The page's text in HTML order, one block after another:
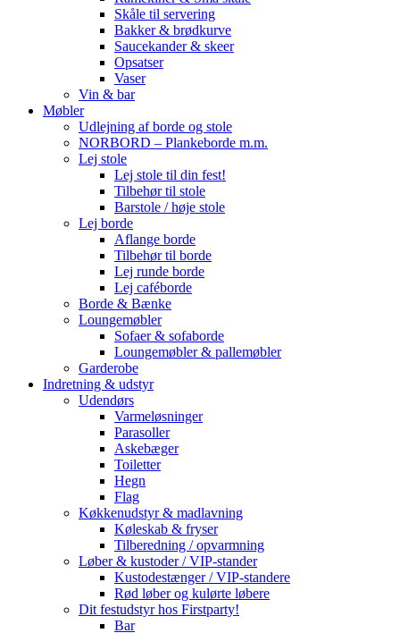
Skåle til servering
Bakker & brødkurve
Saucekander & skeer
Opsatser
Vaser
Vin & bar
Møbler
Udlejning af borde og stole
NORBORD – Plankeborde m.m.
Lej stole
Lej stole til din fest!
Tilbehør til stole
Barstole / høje stole
Lej borde
Aflange borde
Tilbehør til borde
Lej runde borde
Lej caféborde
Borde & Bænke
Loungemøbler
Sofaer & sofaborde
Loungemøbler & pallemøbler
Garderobe
Indretning & udstyr
Udendørs
Varmeløsninger
Parasoller
Askebæger
Toiletter
Hegn
Flag
Køkkenudstyr & madlavning
Køleskab & fryser
Tilberedning / opvarmning
Løber & kustoder / VIP-stander
Kustodestænger / VIP-standere
Rød løber og kulørte løbere
Dit festudstyr hos Firstparty!
Bar